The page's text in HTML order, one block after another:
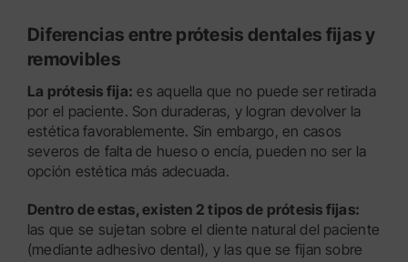
Diferencias entre prótesis dentales fijas y
removibles
La prótesis fija: es aquella que no puede ser retirada
por el paciente. Son duraderas, y logran devolver la
estética favorablemente. Sin embargo, en casos
severos de falta de hueso o encía, pueden no ser la
opción estética más adecuada.
Dentro de estas, existen 2 tipos de prótesis fijas:
las que se sujetan sobre el diente natural del paciente
(mediante adhesivo dental), y las que se fijan sobre